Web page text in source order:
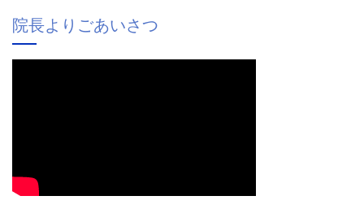
院長よりごあいさつ